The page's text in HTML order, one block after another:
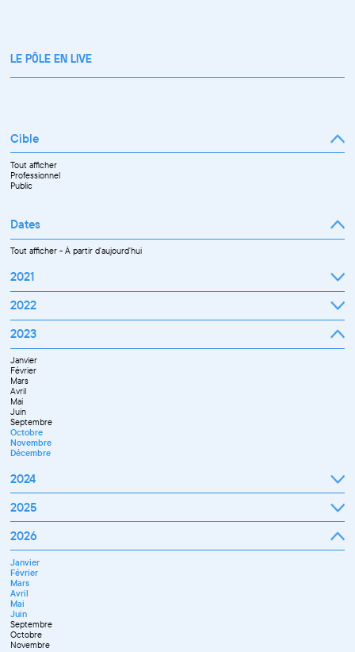
LE PÔLE EN LIVE
Cible
Tout afficher
Professionnel
Public
Dates
Tout afficher-À partir d'aujourd'hui
2021
Septembre
Novembre
Décembre
2022
Janvier
Mars
Avril
Mai
Juin
Juillet
Septembre
Octobre
Novembre
Décembre
2023
Janvier
Février
Mars
Avril
Mai
Juin
Septembre
Octobre
Novembre
Décembre
2024
Janvier
Février
Mars
Avril
Juin
Juillet
Septembre
Novembre
Décembre
2025
Janvier
Février
Mars
Avril
Mai
Juin
Juillet
Septembre
Octobre
Novembre
Décembre
2026
Janvier
Février
Mars
Avril
Mai
Juin
Septembre
Octobre
Novembre